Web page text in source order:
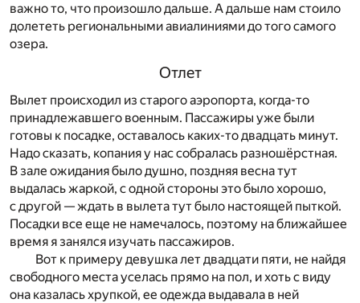
важно то, что произошло дальше. А дальше нам стоило
долететь региональными авиалиниями до того самого
озера.
Отлет
Вылет происходил из старого аэропорта, когда-то
принадлежавшего военным. Пассажиры уже были
готовы к посадке, оставалось каких-то двадцать минут.
Надо сказать, копания у нас собралась разношёрстная.
В зале ожидания было душно, поздняя весна тут
выдалась жаркой, с одной стороны это было хорошо,
с другой — ждать в вылета тут было настоящей пыткой.
Посадки все еще не намечалось, поэтому на ближайшее
время я занялся изучать пассажиров.
Вот к примеру девушка лет двадцати пяти, не найдя
свободного места уселась прямо на пол, и хоть с виду
она казалась хрупкой, ее одежда выдавала в ней